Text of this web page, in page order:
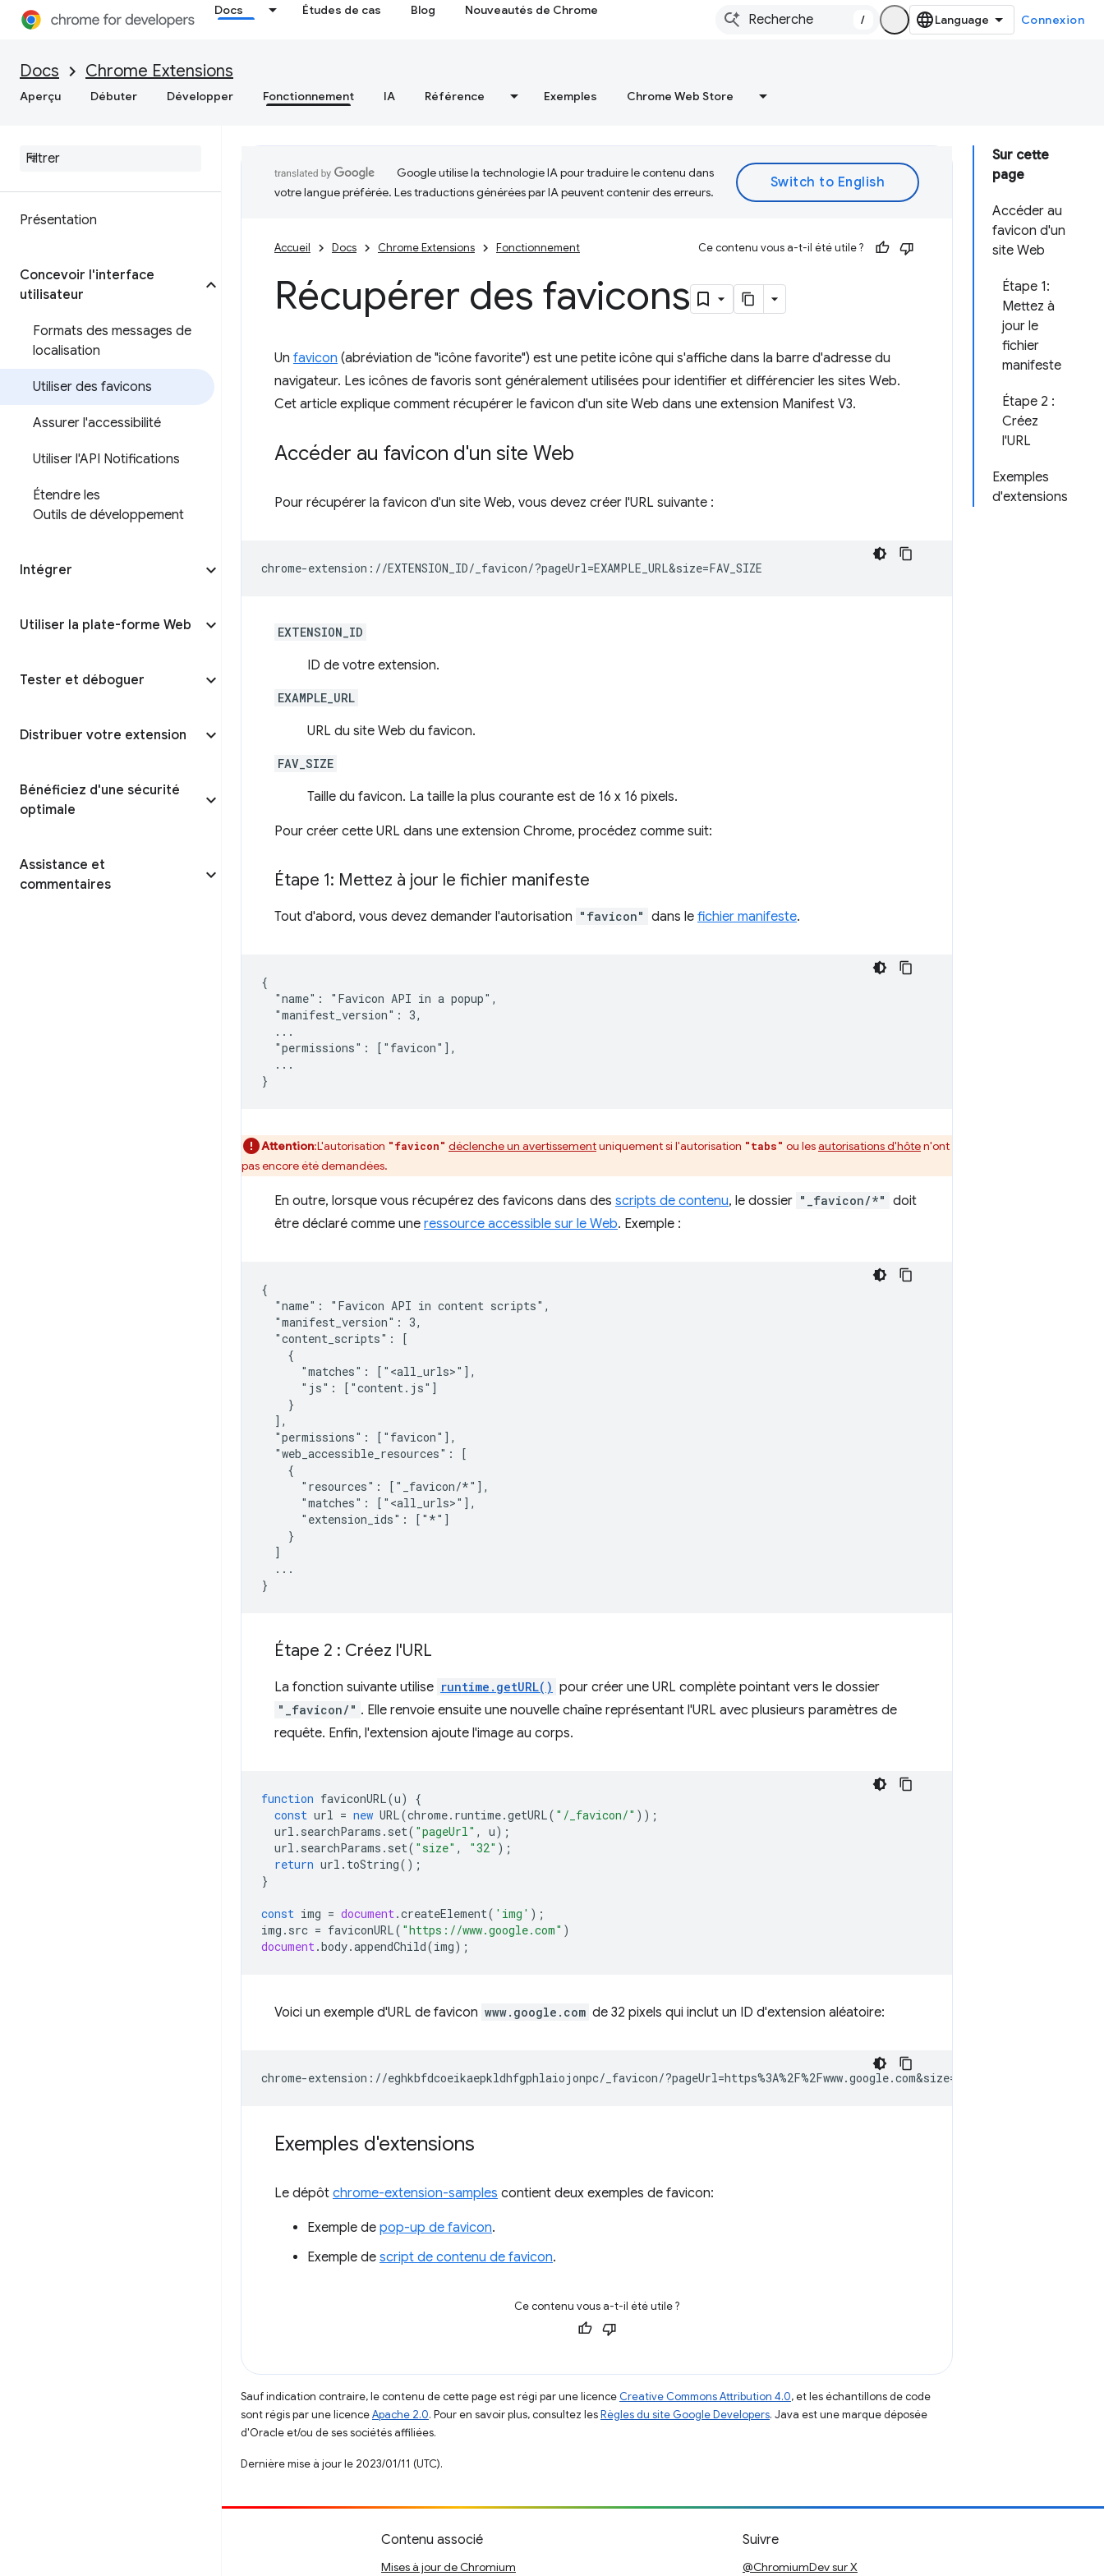
Docs Études de cas Blog Nouveautés de Chrome
/ Connexion
Docs Chrome Extensions
Aperçu Débuter Développer Fonctionnement IA Référence Exemples Chrome Web Store
Présentation
Concevoir l'interface
utilisateur
Formats des messages de
localisation
Utiliser des favicons
Assurer l'accessibilité
Utiliser l'API Notifications
Étendre les
Outils de développement
Intégrer
Utiliser la plate-forme Web
Tester et déboguer
Distribuer votre extension
Bénéficiez d'une sécurité
optimale
Assistance et
commentaires
Sur cette
page
Accéder au
favicon d'un
site Web
Étape 1:
Mettez à
jour le
fichier
manifeste
Étape 2 :
Créez
l'URL
Exemples
d'extensions
Google utilise la technologie IA pour traduire le contenu dans
votre langue préférée. Les traductions générées par IA peuvent contenir des erreurs.
Accueil Docs Chrome Extensions Fonctionnement Ce contenu vous a-t-il été utile ?
Récupérer des favicons
Un favicon (abréviation de "icône favorite") est une petite icône qui s'affiche dans la barre d'adresse du
navigateur. Les icônes de favoris sont généralement utilisées pour identifier et différencier les sites Web.
Cet article explique comment récupérer le favicon d'un site Web dans une extension Manifest V3.
Accéder au favicon d'un site Web
Pour récupérer la favicon d'un site Web, vous devez créer l'URL suivante :
EXTENSION_ID
ID de votre extension.
EXAMPLE_URL
URL du site Web du favicon.
FAV_SIZE
Taille du favicon. La taille la plus courante est de 16 x 16 pixels.
Pour créer cette URL dans une extension Chrome, procédez comme suit:
Étape 1: Mettez à jour le fichier manifeste
Tout d'abord, vous devez demander l'autorisation "favicon" dans le fichier manifeste.
{
  "name": "Favicon API in a popup",
  "manifest_version": 3,
  ...
  "permissions": ["favicon"],
  ...
Attention:L'autorisation "favicon" déclenche un avertissementuniquement si l'autorisation "tabs" ou lesautorisations d'hôten'ont
pas encore été demandées.
En outre, lorsque vous récupérez des favicons dans des scripts de contenu, le dossier "_favicon/*" doit
être déclaré comme une ressource accessible sur le Web. Exemple :
{
  "name": "Favicon API in content scripts",
  "manifest_version": 3,
  "content_scripts": [
    {
      "matches": ["<all_urls>"],
      "js": ["content.js"]
    }
  ],
  "permissions": ["favicon"],
  "web_accessible_resources": [
    {
      "resources": ["_favicon/*"],
      "matches": ["<all_urls>"],
      "extension_ids": ["*"]
    }
  ]
  ...
Étape 2 : Créez l'URL
La fonction suivante utilise runtime.getURL() pour créer une URL complète pointant vers le dossier
"_favicon/" . Elle renvoie ensuite une nouvelle chaîne représentant l'URL avec plusieurs paramètres de
requête. Enfin, l'extension ajoute l'image au corps.
function faviconURL(u)
{
const url = new URL(chrome. runtime.getURL( "/_favicon/" ));
url . searchParams . set( "pageUrl" , u);
url . searchParams . set( "size" , "32" );
return url . toString();
}
const img = document.createElement( 'img' );
img . src = faviconURL( "https://www.google.com" )
document.body.appendChild(img);
Voici un exemple d'URL de favicon www.google.com de 32 pixels qui inclut un ID d'extension aléatoire:
Exemples d'extensions
Le dépôt chrome-extension-samples contient deux exemples de favicon:
Exemple de pop-up de favicon.
Exemple de script de contenu de favicon.
Ce contenu vous a-t-il été utile ?
Sauf indication contraire, le contenu de cette page est régi par une licence Creative Commons Attribution 4.0, et les échantillons de code
sont régis par une licenceApache 2.0. Pour en savoir plus, consultez lesRègles du site Google Developers. Java est une marque déposée
d'Oracle et/ou de ses sociétés affiliées.
Dernière mise à jour le 2023/01/11 (UTC).
Contenu associé
Mises à jour de Chromium
Suivre
@ChromiumDev sur X